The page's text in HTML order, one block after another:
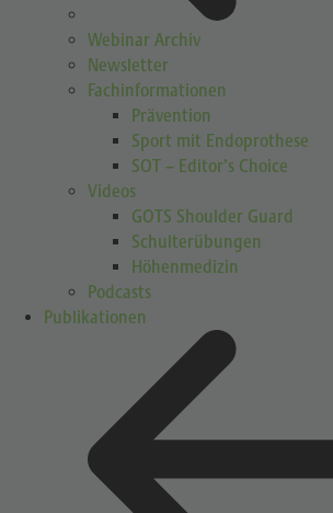
Webinar Archiv
Newsletter
Fachinformationen
Prävention
Sport mit Endoprothese
SOT – Editor’s Choice
Videos
GOTS Shoulder Guard
Schulterübungen
Höhenmedizin
Podcasts
Publikationen